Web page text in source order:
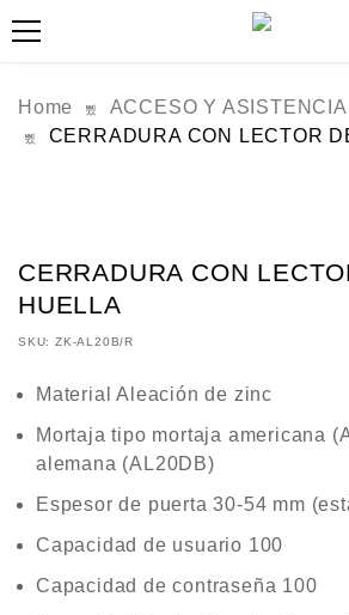
Home ACCESO Y ASISTENCIA
CERRADURA CON LECTOR
CERRADURA CON
HUELLA
SKU: ZK-AL20B/R
Material Aleación de zinc
Mortaja tipo mortaja americana
alemana (AL20DB)
Espesor de puerta 30-54 mm
Capacidad de usuario 100
Capacidad de contraseña 100